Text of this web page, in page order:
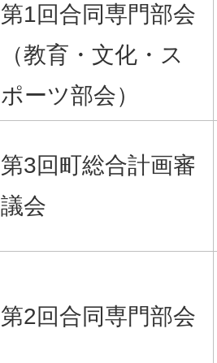
第1回合同専門部会
（教育・文化・ス
ポーツ部会）
第3回町総合計画審
議会
第2回合同専門部会